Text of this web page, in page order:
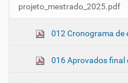
a
projeto_mestrado_2025.pdf
012 Cronograma de
016 Aprovados final